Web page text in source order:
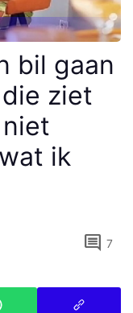
bil gaan
ziet
ik
comment 7